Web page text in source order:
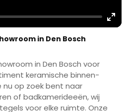
in Den Bosch
in Den Bosch voor
keramische binnen-
op zoek bent naar
of badkamerideeën, wij
voor elke ruimte. Onze